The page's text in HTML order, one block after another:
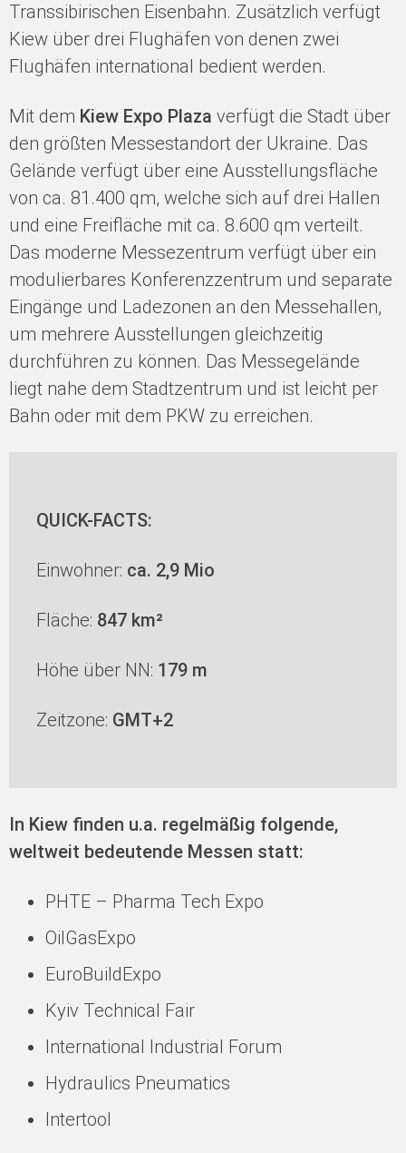
Transsibirischen Eisenbahn. Zusätzlich verfügt
Kiew über drei Flughäfen von denen zwei
Flughäfen international bedient werden.
Mit dem Kiew Expo Plaza verfügt die Stadt über
den größten Messestandort der Ukraine. Das
Gelände verfügt über eine Ausstellungsfläche
von ca. 81.400 qm, welche sich auf drei Hallen
und eine Freifläche mit ca. 8.600 qm verteilt.
Das moderne Messezentrum verfügt über ein
modulierbares Konferenzzentrum und separate
Eingänge und Ladezonen an den Messehallen,
um mehrere Ausstellungen gleichzeitig
durchführen zu können. Das Messegelände
liegt nahe dem Stadtzentrum und ist leicht per
Bahn oder mit dem PKW zu erreichen.
QUICK-FACTS:
Einwohner: ca. 2,9 Mio
Fläche: 847 km²
Höhe über NN: 179 m
Zeitzone: GMT+2
In Kiew finden u.a. regelmäßig folgende,
weltweit bedeutende Messen statt:
PHTE – Pharma Tech Expo
OilGasExpo
EuroBuildExpo
Kyiv Technical Fair
International Industrial Forum
Hydraulics Pneumatics
Intertool